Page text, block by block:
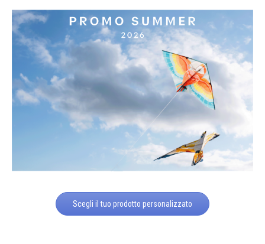
Scegli il tuo prodotto personalizzato